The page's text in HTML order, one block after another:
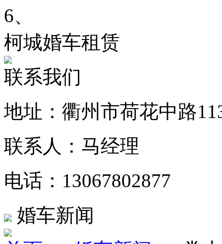
6、
柯城婚车租赁
联系我们
地址：衢州市荷花中路
联系人：马经理
电话：13067802877
婚车新闻